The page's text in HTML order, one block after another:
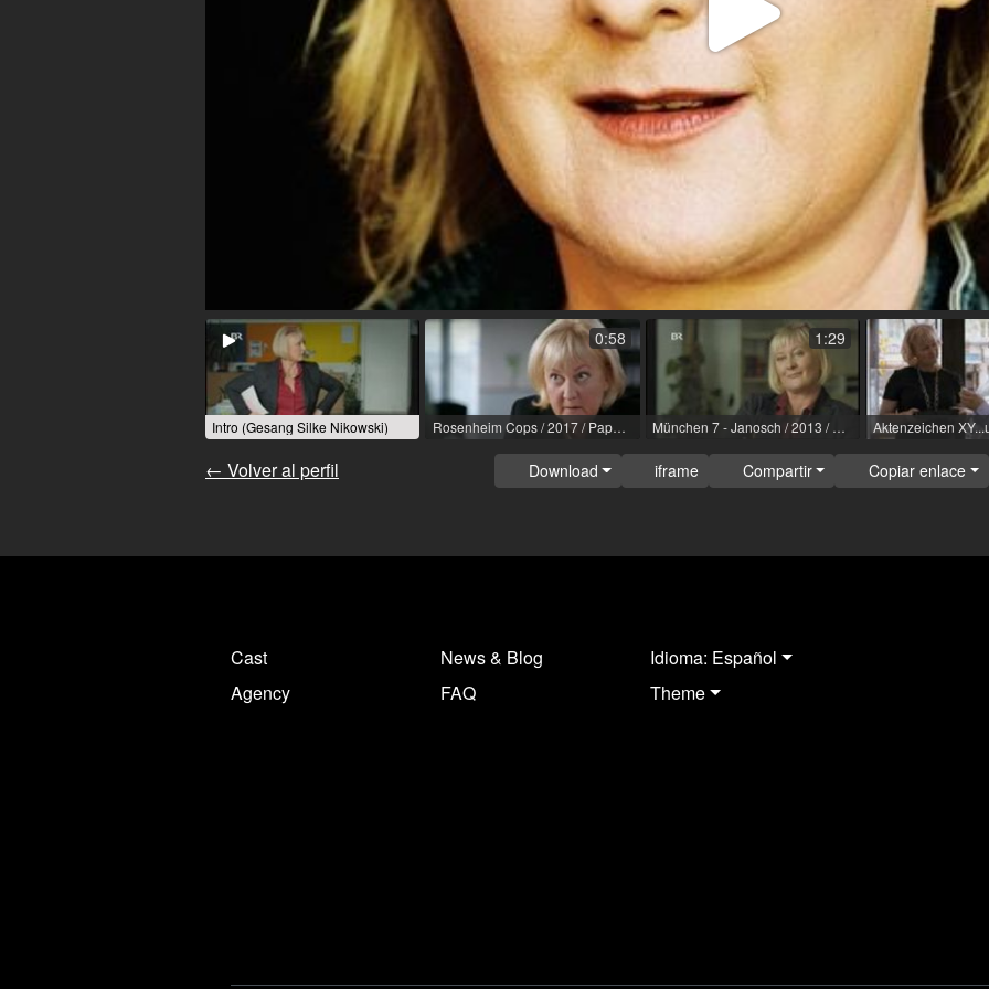
Vídeo
Intro (Gesang Silke Nikowski) Rosenheim Cops / 2017 / Papel: Isolda Scholz / R: Jörg Schneider / ZDF
0:58
München 7 - Janosch / 2013 / Papel: Brigitte Mayrhofer / R: F.X. Bogner / ARD
1:29
← Volver al perfil Download iframe Compartir Copiar enlace
Cast
Agency
News & Blog
FAQ
Idioma: Español
Theme